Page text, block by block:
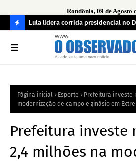
Rondônia, 09 de Agosto
O
R
Lula lidera corrida presidencial no
pesquisa; Flávio Bolsonaro aparece
Página inicial Esporte
Prefeitura investe
modernização de campo e ginásio em
Prefeitura investe
2,4 milhões na